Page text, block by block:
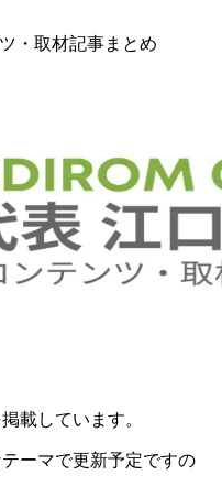
・取材記事まとめ
載しています。
ーマで更新予定ですの